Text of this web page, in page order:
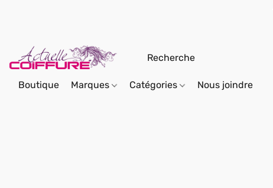
Boutique Marques Catégories Nous joindre